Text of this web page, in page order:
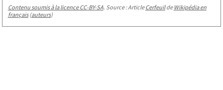
Contenu soumis à la licence CC-BY-SA. Source : ArticleCerfeuilde Wikipédia en
français(auteurs)